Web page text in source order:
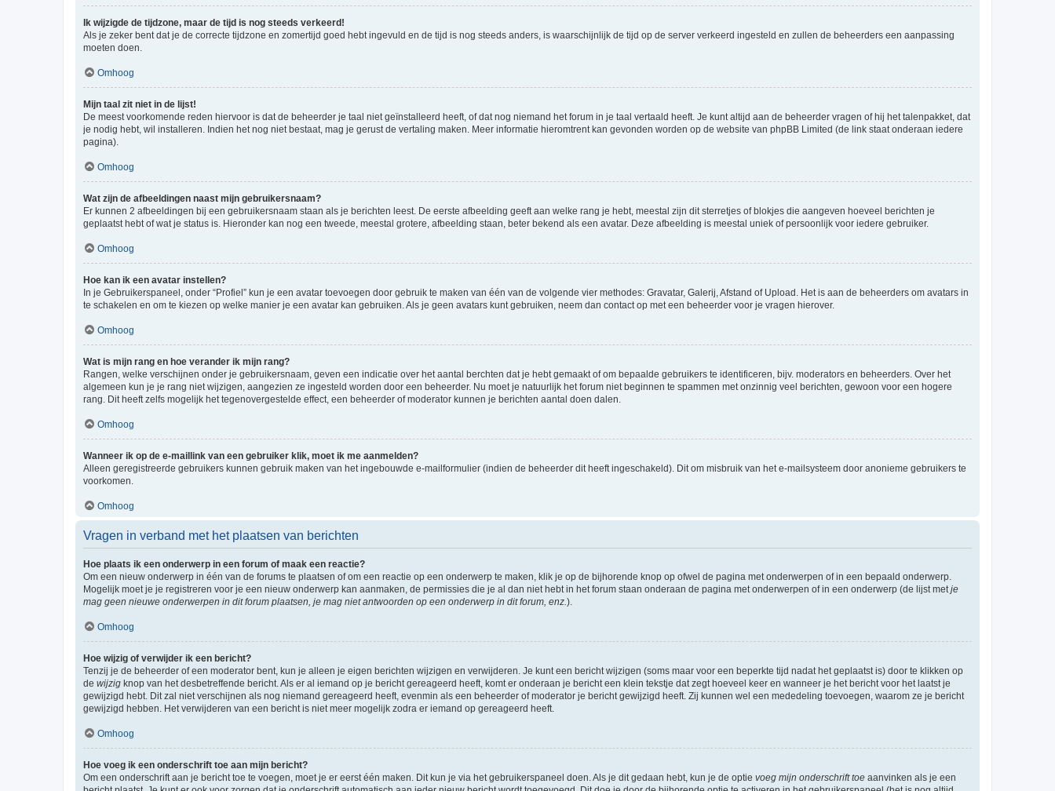
Ik wijzigde de tijdzone, maar de tijd is nog steeds verkeerd!
Als je zeker bent dat je de correcte tijdzone en zomertijd goed hebt ingevuld en de tijd is nog steeds anders, is waarschijnlijk de tijd op de server verkeerd ingesteld en zullen de beheerders een aanpassing
moeten doen.
Omhoog
Mijn taal zit niet in de lijst!
De meest voorkomende reden hiervoor is dat de beheerder je taal niet geïnstalleerd heeft, of dat nog niemand het forum in je taal vertaald heeft. Je kunt altijd aan de beheerder vragen of hij het talenpakket, dat
je nodig hebt, wil installeren. Indien het nog niet bestaat, mag je gerust de vertaling maken. Meer informatie hieromtrent kan gevonden worden op de website van phpBB Limited (de link staat onderaan iedere
pagina).
Omhoog
Wat zijn de afbeeldingen naast mijn gebruikersnaam?
Er kunnen 2 afbeeldingen bij een gebruikersnaam staan als je berichten leest. De eerste afbeelding geeft aan welke rang je hebt, meestal zijn dit sterretjes of blokjes die aangeven hoeveel berichten je
geplaatst hebt of wat je status is. Hieronder kan nog een tweede, meestal grotere, afbeelding staan, beter bekend als een avatar. Deze afbeelding is meestal uniek of persoonlijk voor iedere gebruiker.
Omhoog
Hoe kan ik een avatar instellen?
In je Gebruikerspaneel, onder “Profiel” kun je een avatar toevoegen door gebruik te maken van één van de volgende vier methodes: Gravatar, Galerij, Afstand of Upload. Het is aan de beheerders om avatars in
te schakelen en om te kiezen op welke manier je een avatar kan gebruiken. Als je geen avatars kunt gebruiken, neem dan contact op met een beheerder voor je vragen hierover.
Omhoog
Wat is mijn rang en hoe verander ik mijn rang?
Rangen, welke verschijnen onder je gebruikersnaam, geven een indicatie over het aantal berchten dat je hebt gemaakt of om bepaalde gebruikers te identificeren, bijv. moderators en beheerders. Over het
algemeen kun je je rang niet wijzigen, aangezien ze ingesteld worden door een beheerder. Nu moet je natuurlijk het forum niet beginnen te spammen met onzinnig veel berichten, gewoon voor een hogere
rang. Dit heeft zelfs mogelijk het tegenovergestelde effect, een beheerder of moderator kunnen je berichten aantal doen dalen.
Omhoog
Wanneer ik op de e-maillink van een gebruiker klik, moet ik me aanmelden?
Alleen geregistreerde gebruikers kunnen gebruik maken van het ingebouwde e-mailformulier (indien de beheerder dit heeft ingeschakeld). Dit om misbruik van het e-mailsysteem door anonieme gebruikers te
voorkomen.
Omhoog
Vragen in verband met het plaatsen van berichten
Hoe plaats ik een onderwerp in een forum of maak een reactie?
Om een nieuw onderwerp in één van de forums te plaatsen of om een reactie op een onderwerp te maken, klik je op de bijhorende knop op ofwel de pagina met onderwerpen of in een bepaald onderwerp.
Mogelijk moet je je registreren voor je een nieuw onderwerp kan aanmaken, de permissies die je al dan niet hebt in het forum staan onderaan de pagina met onderwerpen of in een onderwerp (de lijst met je
mag geen nieuwe onderwerpen in dit forum plaatsen, je mag niet antwoorden op een onderwerp in dit forum, enz. ).
Omhoog
Hoe wijzig of verwijder ik een bericht?
Tenzij je de beheerder of een moderator bent, kun je alleen je eigen berichten wijzigen en verwijderen. Je kunt een bericht wijzigen (soms maar voor een beperkte tijd nadat het geplaatst is) door te klikken op
de wijzig knop van het desbetreffende bericht. Als er al iemand op je bericht gereageerd heeft, komt er onderaan je bericht een klein tekstje dat zegt hoeveel keer en wanneer je het bericht voor het laatst je
gewijzigd hebt. Dit zal niet verschijnen als nog niemand gereageerd heeft, evenmin als een beheerder of moderator je bericht gewijzigd heeft. Zij kunnen wel een mededeling toevoegen, waarom ze je bericht
gewijzigd hebben. Het verwijderen van een bericht is niet meer mogelijk zodra er iemand op gereageerd heeft.
Omhoog
Hoe voeg ik een onderschrift toe aan mijn bericht?
Om een onderschrift aan je bericht toe te voegen, moet je er eerst één maken. Dit kun je via het gebruikerspaneel doen. Als je dit gedaan hebt, kun je de optie voeg mijn onderschrift toe aanvinken als je een